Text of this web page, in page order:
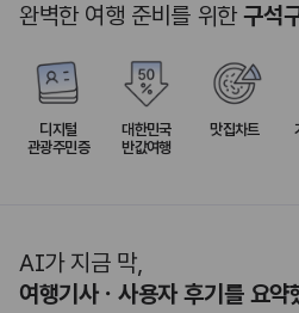
완벽한 여행 준비를 위한구석
디지털
관광주민증
대한민국
반값여행
맛집차트
AI가 지금 막,
여행기사ㆍ사용자 후기를 요약